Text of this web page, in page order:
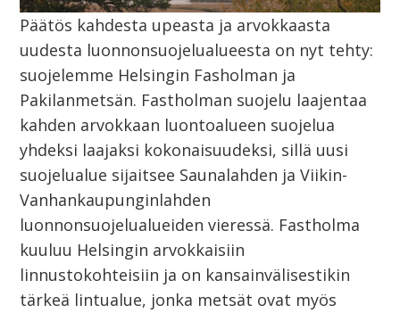
Päätös kahdesta upeasta ja arvokkaasta
uudesta luonnonsuojelualueesta on nyt tehty:
suojelemme Helsingin Fasholman ja
Pakilanmetsän. Fastholman suojelu laajentaa
kahden arvokkaan luontoalueen suojelua
yhdeksi laajaksi kokonaisuudeksi, sillä uusi
suojelualue sijaitsee Saunalahden ja Viikin-
Vanhankaupunginlahden
luonnonsuojelualueiden vieressä. Fastholma
kuuluu Helsingin arvokkaisiin
linnustokohteisiin ja on kansainvälisestikin
tärkeä lintualue, jonka metsät ovat myös